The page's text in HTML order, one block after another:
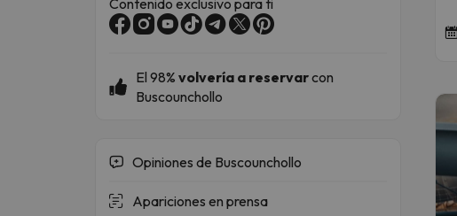
El 98% volvería a reservarcon
Buscounchollo
Opiniones de Buscounchollo
Apariciones en prensa